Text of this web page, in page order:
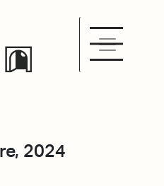
2024